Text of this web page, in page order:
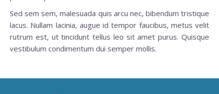
Sed sem sem, malesuada quis arcu nec, bibendum tristique
lacus. Nullam lacinia, augue id tempor faucibus, metus velit
rutrum est, ut tincidunt tellus leo sit amet purus. Quisque
vestibulum condimentum dui semper mollis.